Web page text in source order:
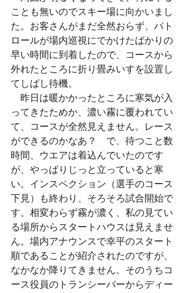
ことも無いのでスキー場に向かいまし
た。お客さんがまだ全然おらず、パト
ロールが場内巡視にでかけたばかりの
早い時間に到着したので、コースから
外れたところに折り畳みいすを設置し
てしばし待機。
昨日は暖かかったところに寒気が入
ってきたためか、濃い霧に覆われてい
て、コースが全然見えません。レース
ができるのかなあ？　で、待つこと数
時間、ウエアは着込んでいたのです
が、やっぱりじっと立っていると寒
い。インスペクション（選手のコース
下見）も終わり、そろそろ試合開始で
す。相変わらず霧が濃く、私の見てい
る場所からスタートハウスは見えませ
ん。場内アナウンスで幸平のスタート
順であることが紹介されたのですが、
なかなか降りてきません。そのうちコ
ース役員のトランシーバーからディー